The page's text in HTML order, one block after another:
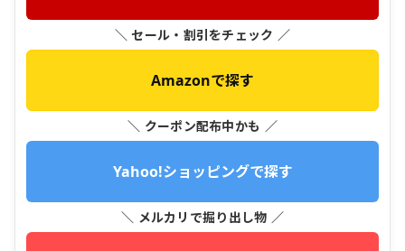
＼ セール・割引をチェック ／
Amazonで探す
＼ クーポン配布中かも ／
Yahoo!ショッピングで探す
＼ メルカリで掘り出し物 ／